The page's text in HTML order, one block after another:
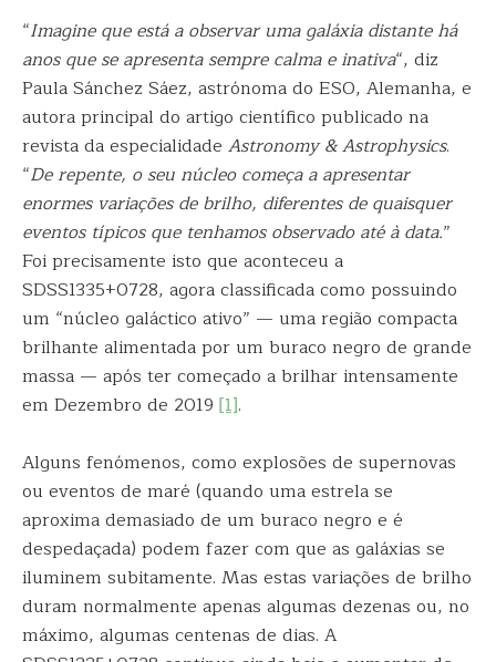
“Imagine que está a observar uma galáxia distante há
anos que se apresenta sempre calma e inativa“, diz
Paula Sánchez Sáez, astrónoma do ESO, Alemanha, e
autora principal do artigo científico publicado na
revista da especialidade Astronomy & Astrophysics.
“De repente, o seu núcleo começa a apresentar
enormes variações de brilho, diferentes de quaisquer
eventos típicos que tenhamos observado até à data.”
Foi precisamente isto que aconteceu a
SDSS1335+0728, agora classificada como possuindo
um “núcleo galáctico ativo” — uma região compacta
brilhante alimentada por um buraco negro de grande
massa — após ter começado a brilhar intensamente
em Dezembro de 2019 [1].
Alguns fenómenos, como explosões de supernovas
ou eventos de maré (quando uma estrela se
aproxima demasiado de um buraco negro e é
despedaçada) podem fazer com que as galáxias se
iluminem subitamente. Mas estas variações de brilho
duram normalmente apenas algumas dezenas ou, no
máximo, algumas centenas de dias. A